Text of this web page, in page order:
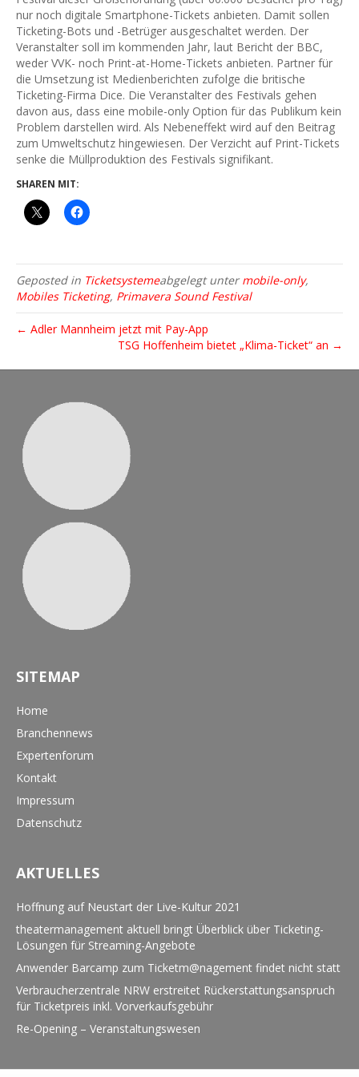
nur noch digitale Smartphone-Tickets anbieten. Damit sollen
Ticketing-Bots und -Betrüger ausgeschaltet werden. Der
Veranstalter soll im kommenden Jahr, laut Bericht der BBC,
weder VVK- noch Print-at-Home-Tickets anbieten. Partner für
die Umsetzung ist Medienberichten zufolge die britische
Ticketing-Firma Dice. Die Veranstalter des Festivals gehen
davon aus, dass eine mobile-only Option für das Publikum kein
Problem darstellen wird. Als Nebeneffekt wird auf den Beitrag
zum Umweltschutz hingewiesen. Der Verzicht auf Print-Tickets
senke die Müllproduktion des Festivals signifikant.
SHAREN MIT:
Geposted in Ticketsystemeabgelegt untermobile-only,
Mobiles Ticketing, Primavera Sound Festival
← Adler Mannheim jetzt mit Pay-App
TSG Hoffenheim bietet „Klima-Ticket“ an →
SITEMAP
Home
Branchennews
Expertenforum
Kontakt
Impressum
Datenschutz
AKTUELLES
Hoffnung auf Neustart der Live-Kultur 2021
theatermanagement aktuell bringt Überblick über Ticketing-
Lösungen für Streaming-Angebote
Anwender Barcamp zum Ticketm@nagement findet nicht statt
Verbraucherzentrale NRW erstreitet Rückerstattungsanspruch
für Ticketpreis inkl. Vorverkaufsgebühr
Re-Opening – Veranstaltungswesen